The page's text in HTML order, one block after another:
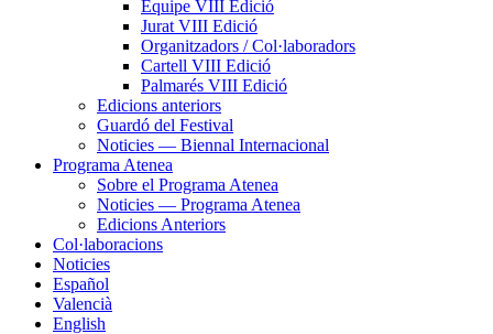
Equipe VIII Edició
Jurat VIII Edició
Organitzadors / Col·laboradors
Cartell VIII Edició
Palmarés VIII Edició
Edicions anteriors
Guardó del Festival
Noticies — Biennal Internacional
Programa Atenea
Sobre el Programa Atenea
Noticies — Programa Atenea
Edicions Anteriors
Col·laboracions
Noticies
Español
Valencià
English